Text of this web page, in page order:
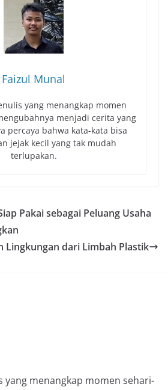
Faizul Munal
yang menangkap momen
menjadi cerita yang
percaya bahwa kata-kata bisa
jejak kecil yang tak mudah
terlupakan.
Pakai sebagai Peluang Usaha
Lingkungan dari Limbah Plastik
yang menangkap momen sehari-